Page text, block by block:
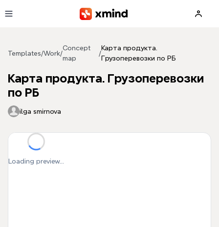
Templates/Work/
Concept
map
/
Карта продукта.
Грузоперевозки по РБ
Карта продукта. Грузоперевозки
по РБ
ilga smirnova
Loading preview...